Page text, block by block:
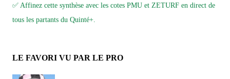
✅ Affinez cette synthèse avec les cotes PMU et ZETURF en direct de
tous les partants du Quinté+.
LE FAVORI VU PAR LE PRO